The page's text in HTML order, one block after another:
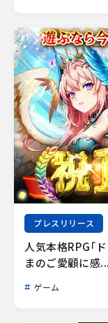
プレスリリース
人気本格RPG「
まのご愛顧に感...
ゲーム